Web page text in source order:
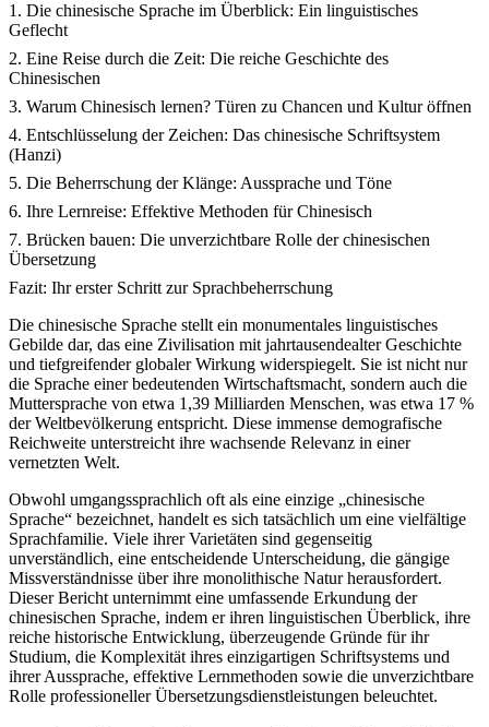
1. Die chinesische Sprache im Überblick: Ein linguistisches
Geflecht
2. Eine Reise durch die Zeit: Die reiche Geschichte des
Chinesischen
3. Warum Chinesisch lernen? Türen zu Chancen und Kultur öffnen
4. Entschlüsselung der Zeichen: Das chinesische Schriftsystem
(Hanzi)
5. Die Beherrschung der Klänge: Aussprache und Töne
6. Ihre Lernreise: Effektive Methoden für Chinesisch
7. Brücken bauen: Die unverzichtbare Rolle der chinesischen
Übersetzung
Fazit: Ihr erster Schritt zur Sprachbeherrschung
Die chinesische Sprache stellt ein monumentales linguistisches
Gebilde dar, das eine Zivilisation mit jahrtausendealter Geschichte
und tiefgreifender globaler Wirkung widerspiegelt. Sie ist nicht nur
die Sprache einer bedeutenden Wirtschaftsmacht, sondern auch die
Muttersprache von etwa 1,39 Milliarden Menschen, was etwa 17 %
der Weltbevölkerung entspricht. Diese immense demografische
Reichweite unterstreicht ihre wachsende Relevanz in einer
vernetzten Welt.
Obwohl umgangssprachlich oft als eine einzige „chinesische
Sprache“ bezeichnet, handelt es sich tatsächlich um eine vielfältige
Sprachfamilie. Viele ihrer Varietäten sind gegenseitig
unverständlich, eine entscheidende Unterscheidung, die gängige
Missverständnisse über ihre monolithische Natur herausfordert.
Dieser Bericht unternimmt eine umfassende Erkundung der
chinesischen Sprache, indem er ihren linguistischen Überblick, ihre
reiche historische Entwicklung, überzeugende Gründe für ihr
Studium, die Komplexität ihres einzigartigen Schriftsystems und
ihrer Aussprache, effektive Lernmethoden sowie die unverzichtbare
Rolle professioneller Übersetzungsdienstleistungen beleuchtet.